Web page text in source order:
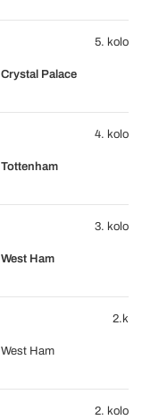
Crystal Palace
5. kolo
Tottenham
4. kolo
West Ham
3. kolo
West Ham
2.k
2. kolo